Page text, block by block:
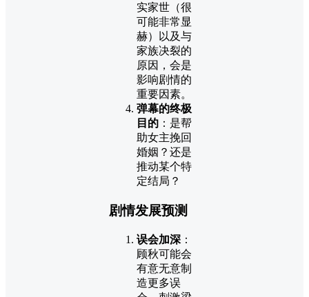
实家世（很
可能非常显
赫）以及与
家族决裂的
原因，会是
影响剧情的
重要因素。
弹幕的终极
目的 ：是帮
助女主挽回
婚姻？还是
推动某个特
定结局？
剧情发展预测
误会加深 ：
顾秋可能会
有意无意制
造更多误